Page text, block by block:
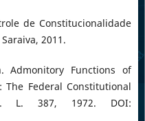
de Constitucionalidade
2011.
Admonitory Functions of
The Federal Constitutional
L. 387, 1972. DOI: